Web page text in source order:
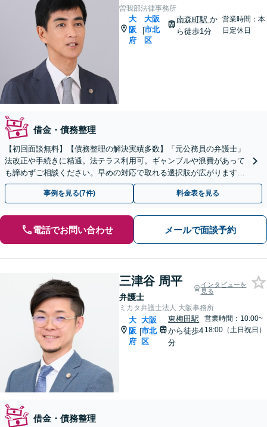
曽我部法律事務所
大
阪
府
|
大阪
市北
区
南森町駅 か
ら徒歩1分
営業時間：本
日定休日
借金・債務整理
【初回面談無料】【債務整理の解決実績多数】「元公務員の弁護士」
法改正や手続きに精通。法テラス利用可。ギャンブルや浪費があって
も諦めずご相談ください。早めの対応で取れる選択肢が広がります。
リーズナブルかつスピーディーに解決。法人も対応可能です
事例を見る(7件) 料金表を見る
電話でお問い合わせ メールで面談予約
三津谷 周平
弁護士
インタビューを
見る
ミカタ弁護士法人 大阪事務所
大
阪
府
|
大阪
市北
区
東梅田駅
から徒歩4
分
営業時間：10:00~
18:00（土日祝日）
借金・債務整理